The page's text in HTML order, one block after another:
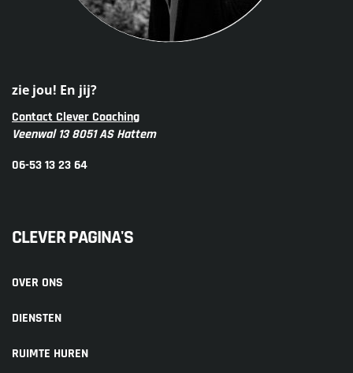
zie jou! En jij?
Contact Clever Coaching
Veenwal 13 8051 AS Hattem
06-53 13 23 64
CLEVER PAGINA'S
OVER ONS
DIENSTEN
RUIMTE HUREN